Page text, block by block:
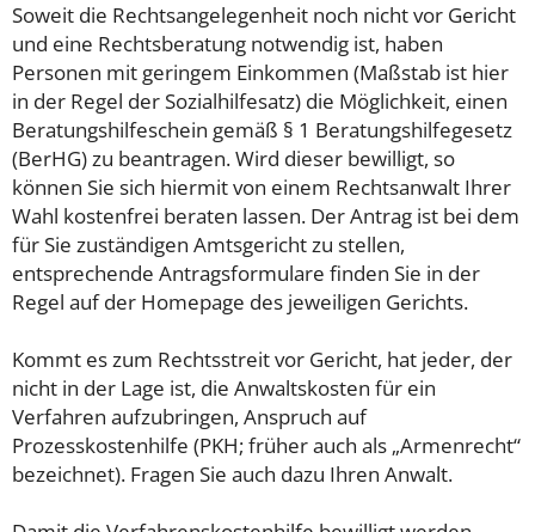
Soweit die Rechtsangelegenheit noch nicht vor Gericht
und eine Rechtsberatung notwendig ist, haben
Personen mit geringem Einkommen (Maßstab ist hier
in der Regel der Sozialhilfesatz) die Möglichkeit, einen
Beratungshilfeschein gemäß § 1 Beratungshilfegesetz
(BerHG) zu beantragen. Wird dieser bewilligt, so
können Sie sich hiermit von einem Rechtsanwalt Ihrer
Wahl kostenfrei beraten lassen. Der Antrag ist bei dem
für Sie zuständigen Amtsgericht zu stellen,
entsprechende Antragsformulare finden Sie in der
Regel auf der Homepage des jeweiligen Gerichts.
Kommt es zum Rechtsstreit vor Gericht, hat jeder, der
nicht in der Lage ist, die Anwaltskosten für ein
Verfahren aufzubringen, Anspruch auf
Prozesskostenhilfe (PKH; früher auch als „Armenrecht“
bezeichnet). Fragen Sie auch dazu Ihren Anwalt.